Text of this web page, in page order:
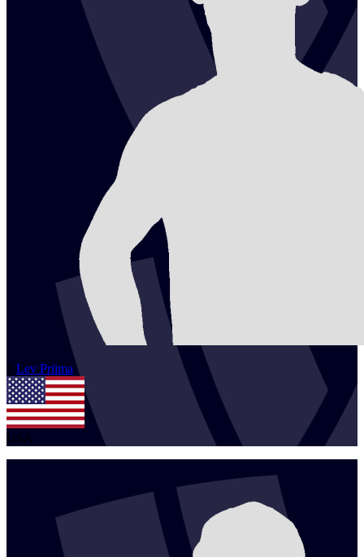
1 Lev Priima
USA